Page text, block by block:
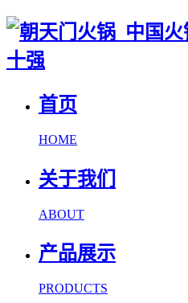
首页
HOME
关于我们
ABOUT
产品展示
PRODUCTS